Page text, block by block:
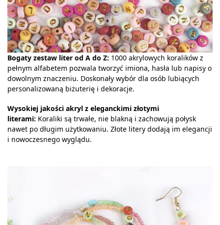
Bogaty zestaw liter od A do Z: 1000 akrylowych koralików z
pełnym alfabetem pozwala tworzyć imiona, hasła lub napisy o
dowolnym znaczeniu. Doskonały wybór dla osób lubiących
personalizowaną biżuterię i dekoracje.
Wysokiej jakości akryl z eleganckimi złotymi
literami: Koraliki są trwałe, nie blakną i zachowują połysk
nawet po długim użytkowaniu. Złote litery dodają im elegancji
i nowoczesnego wyglądu.